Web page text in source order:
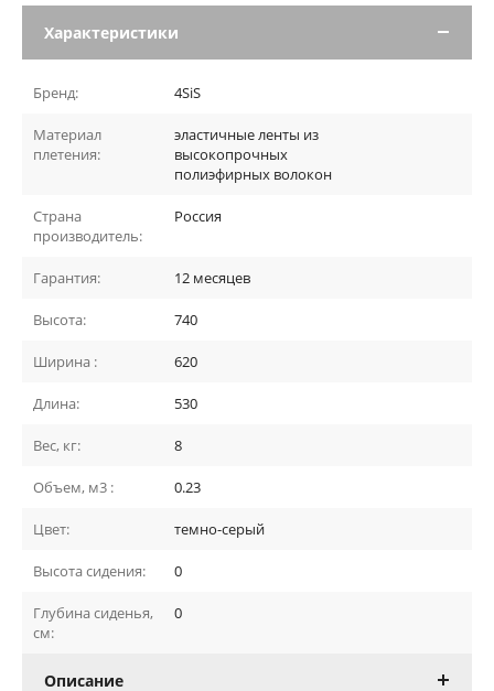
Характеристики
Бренд: 4SiS
Материал
плетения:
эластичные ленты из
высокопрочных
полиэфирных волокон
Страна
производитель:
Россия
Гарантия: 12 месяцев
Высота: 740
Ширина : 620
Длина: 530
Вес, кг: 8
Объем, м3 : 0.23
Цвет: темно-серый
Высота сидения: 0
Глубина сиденья,
см:
0
Описание